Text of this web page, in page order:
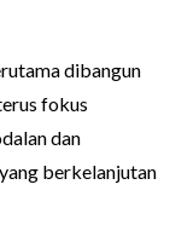
dibangun
fokus
dan
berkelanjutan